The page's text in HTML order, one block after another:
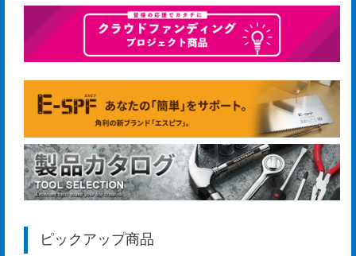
ア
ク
セ
ス
マ
ッ
プ
ピックアップ商品